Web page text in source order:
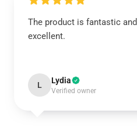
The product is fantastic
excellent.
L Lydia
Verified owner